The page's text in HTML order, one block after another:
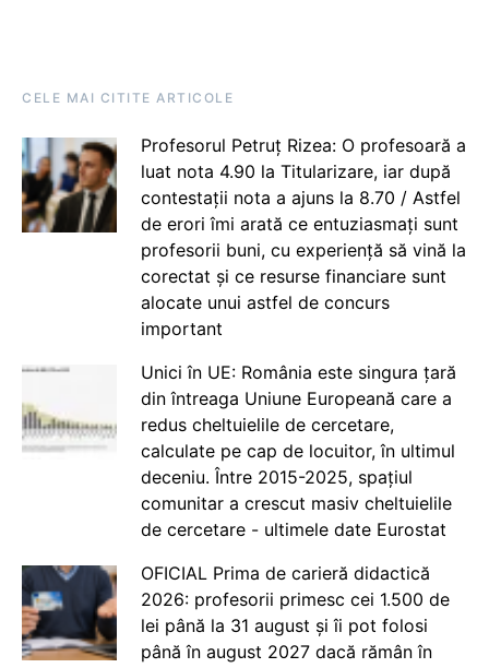
CELE MAI CITITE ARTICOLE
Profesorul Petruț Rizea: O profesoară a
luat nota 4.90 la Titularizare, iar după
contestații nota a ajuns la 8.70 / Astfel
de erori îmi arată ce entuziasmați sunt
profesorii buni, cu experiență să vină la
corectat și ce resurse financiare sunt
alocate unui astfel de concurs
important
Unici în UE: România este singura țară
din întreaga Uniune Europeană care a
redus cheltuielile de cercetare,
calculate pe cap de locuitor, în ultimul
deceniu. Între 2015-2025, spațiul
comunitar a crescut masiv cheltuielile
de cercetare - ultimele date Eurostat
OFICIAL Prima de carieră didactică
2026: profesorii primesc cei 1.500 de
lei până la 31 august și îi pot folosi
până în august 2027 dacă rămân în